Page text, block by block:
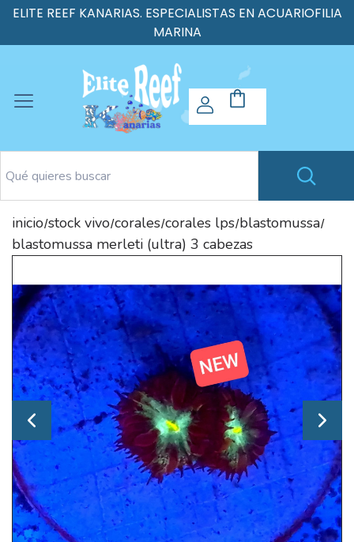
ELITE REEF KANARIAS. ESPECIALISTAS EN ACUARIOFILIA
MARINA
inicio/stock vivo/corales/corales lps/blastomussa/
blastomussa merleti (ultra) 3 cabezas